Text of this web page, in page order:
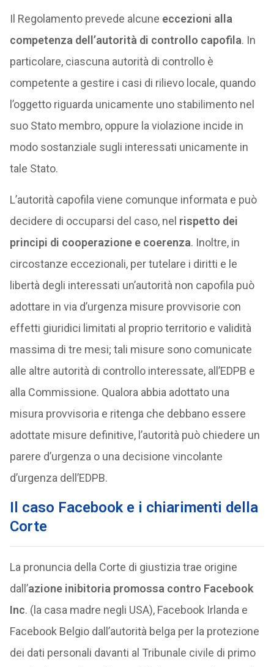
Il Regolamento prevede alcune eccezioni alla
competenza dell’autorità di controllo capofila. In
particolare, ciascuna autorità di controllo è
competente a gestire i casi di rilievo locale, quando
l’oggetto riguarda unicamente uno stabilimento nel
suo Stato membro, oppure la violazione incide in
modo sostanziale sugli interessati unicamente in
tale Stato.
L’autorità capofila viene comunque informata e può
decidere di occuparsi del caso, nel rispetto dei
principi di cooperazione e coerenza. Inoltre, in
circostanze eccezionali, per tutelare i diritti e le
libertà degli interessati un’autorità non capofila può
adottare in via d’urgenza misure provvisorie con
effetti giuridici limitati al proprio territorio e validità
massima di tre mesi; tali misure sono comunicate
alle altre autorità di controllo interessate, all’EDPB e
alla Commissione. Qualora abbia adottato una
misura provvisoria e ritenga che debbano essere
adottate misure definitive, l’autorità può chiedere un
parere d’urgenza o una decisione vincolante
d’urgenza dell’EDPB.
Il caso Facebook e i chiarimenti della
Corte
La pronuncia della Corte di giustizia trae origine
dall’azione inibitoria promossa contro Facebook
Inc. (la casa madre negli USA), Facebook Irlanda e
Facebook Belgio dall’autorità belga per la protezione
dei dati personali davanti al Tribunale civile di primo